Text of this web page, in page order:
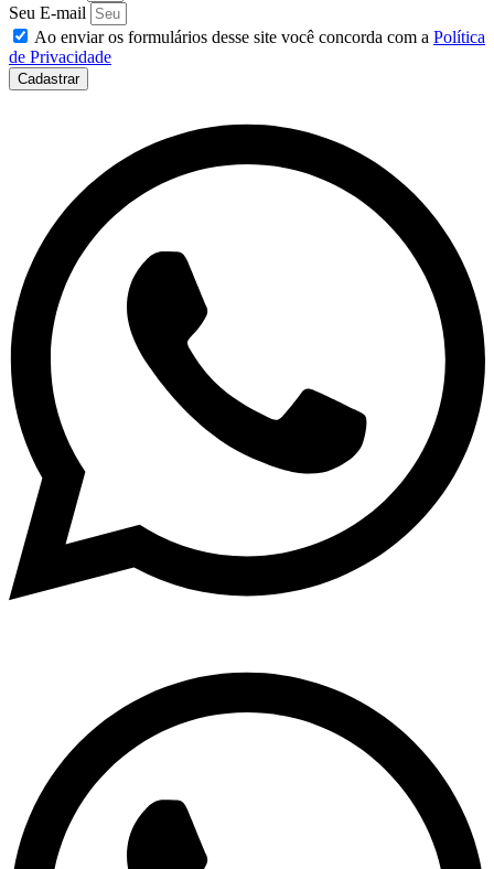
Seu E-mail
Ao enviar os formulários desse site você concorda com a Política
de Privacidade
Cadastrar